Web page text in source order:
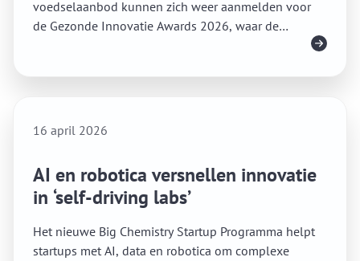
voedselaanbod kunnen zich weer aanmelden voor
de Gezonde Innovatie Awards 2026, waar de
16 april 2026
AI en robotica versnellen innovatie
in ‘self-driving labs’
Het nieuwe Big Chemistry Startup Programma helpt
startups met AI, data en robotica om complexe